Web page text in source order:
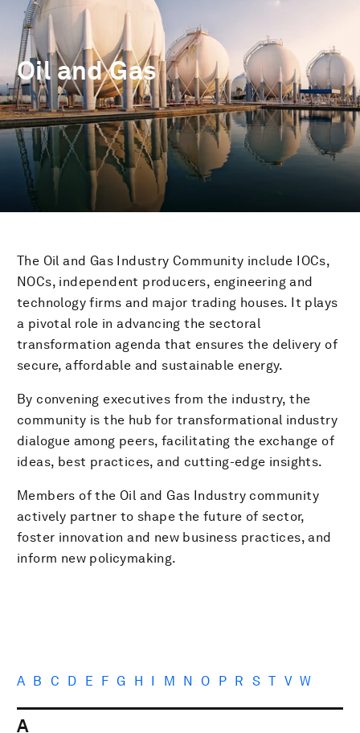
Oil and Gas
The Oil and Gas Industry Community include IOCs,
NOCs, independent producers, engineering and
technology firms and major trading houses. It plays
a pivotal role in advancing the sectoral
transformation agenda that ensures the delivery of
secure, affordable and sustainable energy.
By convening executives from the industry, the
community is the hub for transformational industry
dialogue among peers, facilitating the exchange of
ideas, best practices, and cutting-edge insights.
Members of the Oil and Gas Industry community
actively partner to shape the future of sector,
foster innovation and new business practices, and
inform new policymaking.
A B C D E F G H I M N O P R S T V W
A